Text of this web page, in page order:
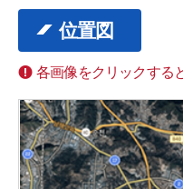
位置図
各画像をクリックする